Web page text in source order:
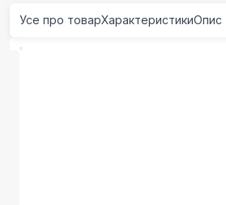
Усе про товарХарактеристикиОпис